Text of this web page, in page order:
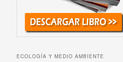
ECOLOGÍA Y MEDIO AMBIENTE